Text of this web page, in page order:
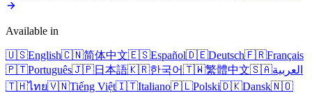
Available in
🇺🇸English🇨🇳简体中文🇪🇸Español🇩🇪Deutsch🇫🇷Français
🇵🇹Português🇯🇵日本語🇰🇷한국어🇹🇼繁體中文🇸🇦العربية
🇹🇭ไทย🇻🇳Tiếng Việt🇮🇹Italiano🇵🇱Polski🇩🇰Dansk🇳🇴